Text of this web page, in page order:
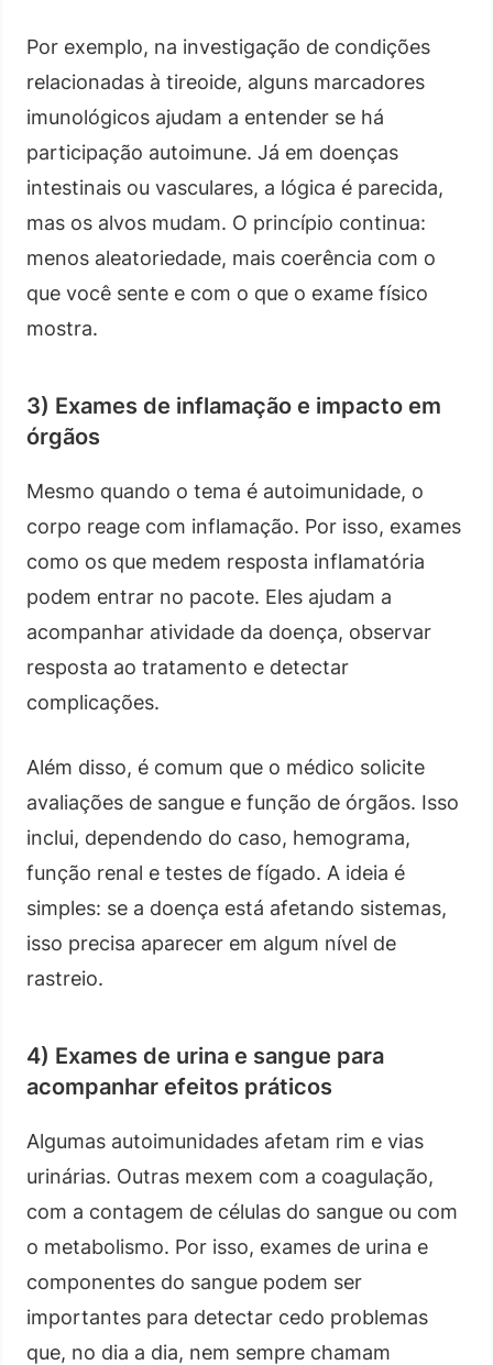
Por exemplo, na investigação de condições
relacionadas à tireoide, alguns marcadores
imunológicos ajudam a entender se há
participação autoimune. Já em doenças
intestinais ou vasculares, a lógica é parecida,
mas os alvos mudam. O princípio continua:
menos aleatoriedade, mais coerência com o
que você sente e com o que o exame físico
mostra.
3) Exames de inflamação e impacto em
órgãos
Mesmo quando o tema é autoimunidade, o
corpo reage com inflamação. Por isso, exames
como os que medem resposta inflamatória
podem entrar no pacote. Eles ajudam a
acompanhar atividade da doença, observar
resposta ao tratamento e detectar
complicações.
Além disso, é comum que o médico solicite
avaliações de sangue e função de órgãos. Isso
inclui, dependendo do caso, hemograma,
função renal e testes de fígado. A ideia é
simples: se a doença está afetando sistemas,
isso precisa aparecer em algum nível de
rastreio.
4) Exames de urina e sangue para
acompanhar efeitos práticos
Algumas autoimunidades afetam rim e vias
urinárias. Outras mexem com a coagulação,
com a contagem de células do sangue ou com
o metabolismo. Por isso, exames de urina e
componentes do sangue podem ser
importantes para detectar cedo problemas
que, no dia a dia, nem sempre chamam